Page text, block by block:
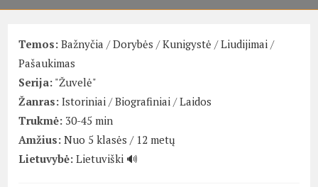
Temos: Bažnyčia /Dorybės /Kunigystė /Liudijimai /
Pašaukimas
Serija: "Žuvelė"
Žanras: Istoriniai /Biografiniai /Laidos
Trukmė: 30-45 min
Amžius: Nuo 5 klasės / 12 metų
Lietuvybė: Lietuviški 🔊